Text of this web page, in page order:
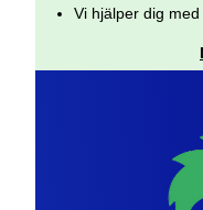
Vi hjälper dig